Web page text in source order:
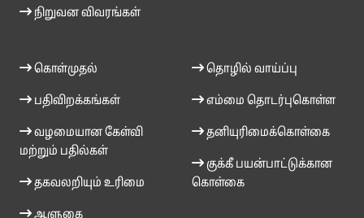
நிறுவன விவரங்கள்
கொள்முதல்
பதிவிறக்கங்கள்
வழமையான கேள்வி
மற்றும் பதில்கள்
தகவலறியும் உரிமை
தொழில் வாய்ப்பு
எம்மை தொடர்புகொள்ள
தனியுரிமைக்கொள்கை
குக்கீ பயன்பாட்டுக்கான
கொள்கை